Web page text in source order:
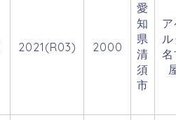
2021(R03) 2000
愛
知
県
清
須
市